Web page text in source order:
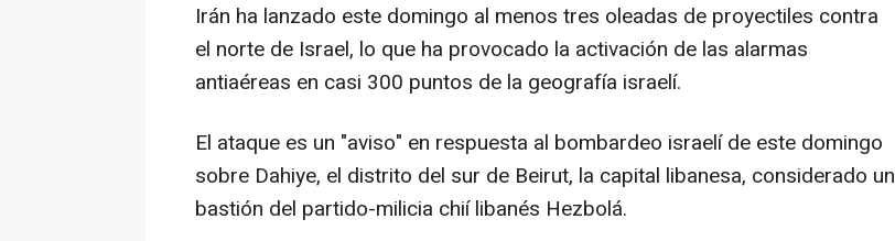
Irán ha lanzado este domingo al menos tres oleadas de proyectiles contra
el norte de Israel, lo que ha provocado la activación de las alarmas
antiaéreas en casi 300 puntos de la geografía israelí.
El ataque es un "aviso" en respuesta al bombardeo israelí de este domingo
sobre Dahiye, el distrito del sur de Beirut, la capital libanesa, considerado un
bastión del partido-milicia chií libanés Hezbolá.